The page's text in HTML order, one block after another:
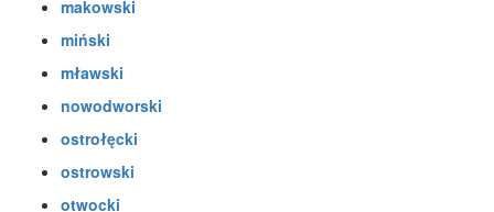
makowski
miński
mławski
nowodworski
ostrołęcki
ostrowski
otwocki